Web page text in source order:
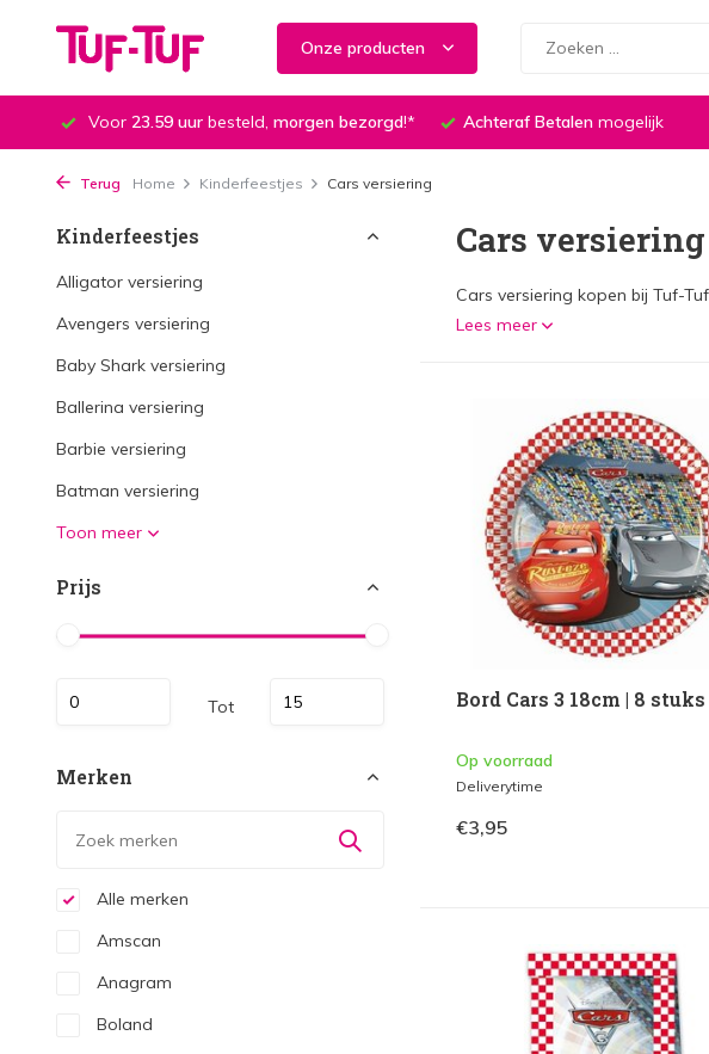
Onze producten
Voor 23.59 uur besteld, morgen bezorgd!* Achteraf Betalen mogelijk
Terug Home Kinderfeestjes Cars versiering
Kinderfeestjes
Alligator versiering
Avengers versiering
Baby Shark versiering
Ballerina versiering
Barbie versiering
Batman versiering
Toon meer
Prijs
Tot
Merken
Alle merken
Amscan
Anagram
Boland
Cars versiering
Cars versiering kopen bij Tuf-
Lees meer
Bord Cars 3 18cm | 8 stuks
Op voorraad
Deliverytime
€3,95